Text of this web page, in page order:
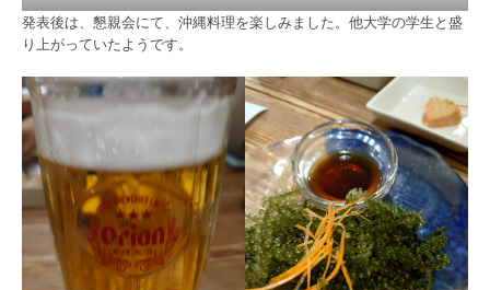
発表後は、懇親会にて、沖縄料理を楽しみました。他大学の学生と盛
り上がっていたようです。